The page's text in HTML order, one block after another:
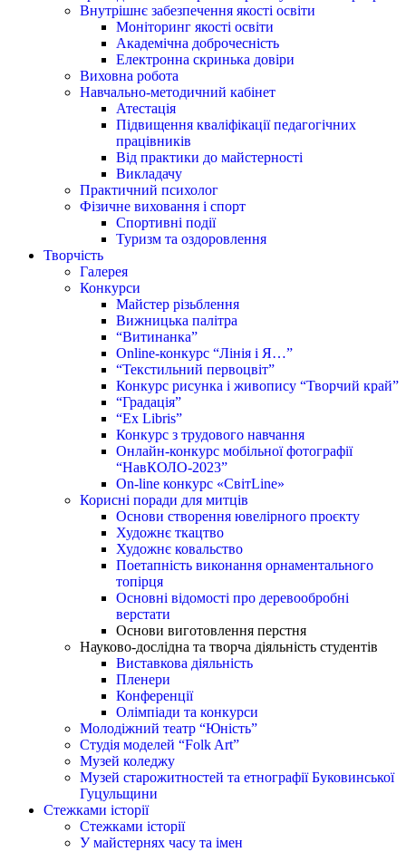
Внутрішнє забезпечення якості освіти
Моніторинг якості освіти
Академічна доброчесність
Електронна скринька довіри
Виховна робота
Навчально-методичний кабінет
Атестація
Підвищення кваліфікації педагогічних
працівників
Від практики до майстерності
Викладачу
Практичний психолог
Фізичне виховання і спорт
Спортивні події
Туризм та оздоровлення
Творчість
Галерея
Конкурси
Майстер різьблення
Вижницька палітра
“Витинанка”
Online-конкурс “Лінія і Я…”
“Текстильний первоцвіт”
Конкурс рисунка і живопису “Творчий край”
“Градація”
“Ex Libris”
Конкурс з трудового навчання
Онлайн-конкурс мобільної фотографії
“НавКОЛО-2023”
On-line конкурс «СвітLine»
Корисні поради для митців
Основи створення ювелірного проєкту
Художнє ткацтво
Художнє ковальство
Поетапність виконання орнаментального
топірця
Основні відомості про деревообробні
верстати
Основи виготовлення перстня
Науково-дослідна та творча діяльність студентів
Виставкова діяльність
Пленери
Конференції
Олімпіади та конкурси
Молодіжний театр “Юність”
Студія моделей “Folk Art”
Музей коледжу
Музей старожитностей та етнографії Буковинської
Гуцульщини
Стежками історії
Стежками історії
У майстернях часу та імен